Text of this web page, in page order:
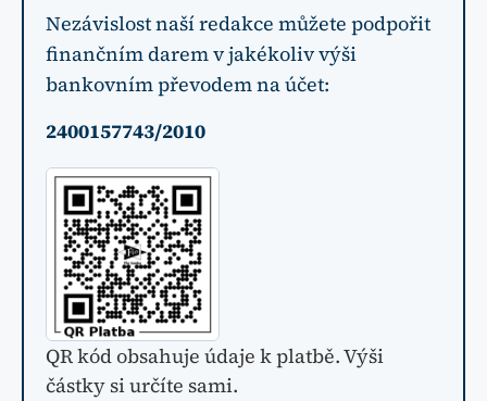
Nezávislost naší redakce můžete podpořit
finančním darem v jakékoliv výši
bankovním převodem na účet:
2400157743/2010
QR kód obsahuje údaje k platbě. Výši
částky si určíte sami.